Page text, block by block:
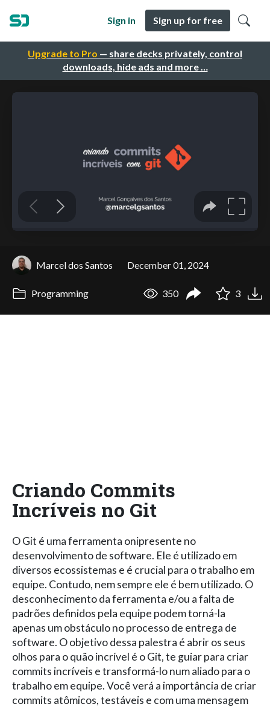
Upgrade to Pro — share decks privately, control
downloads, hide ads and more …
Sign in Sign up for free
Marcel dos Santos December 01, 2024
Programming 350 3
Criando Commits
Incríveis no Git
O Git é uma ferramenta onipresente no
desenvolvimento de software. Ele é utilizado em
diversos ecossistemas e é crucial para o trabalho em
equipe. Contudo, nem sempre ele é bem utilizado. O
desconhecimento da ferramenta e/ou a falta de
padrões definidos pela equipe podem torná-la
apenas um obstáculo no processo de entrega de
software. O objetivo dessa palestra é abrir os seus
olhos para o quão incrível é o Git, te guiar para criar
commits incríveis e transformá-lo num aliado para o
trabalho em equipe. Você verá a importância de criar
commits atômicos, testáveis e com uma mensagem